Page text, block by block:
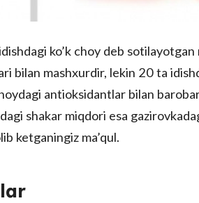
ko’k choy deb sotilayotgan
bilan mashxurdir, lekin 20 ta
antioksidantlar bilan
shakar miqdori esa
ketganingiz ma’qul.